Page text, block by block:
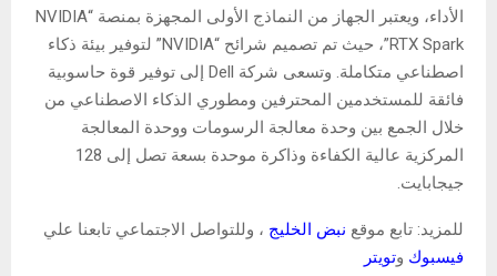
الأداء، ويعتبر الجهاز من النماذج الأولى المجهزة بمنصة “NVIDIA
RTX Spark”، حيث تم تصميم شرائح “NVIDIA” لتوفير بيئة ذكاء
اصطناعي متكاملة. وتسعى شركة Dell إلى توفير قوة حاسوبية
فائقة للمستخدمين المحترفين ومطوري الذكاء الاصطناعي من
خلال الجمع بين وحدة معالجة الرسومات ووحدة المعالجة
المركزية عالية الكفاءة وذاكرة موحدة بسعة تصل إلى 128
جيجابايت.
للمزيد: تابع موقع نبض الخليج ، وللتواصل الاجتماعي تابعنا علي
فيسبوك وتويتر